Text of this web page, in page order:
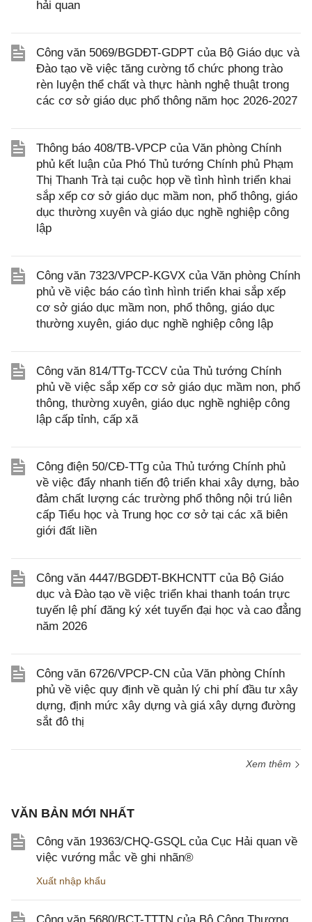
hải quan
Công văn 5069/BGDĐT-GDPT của Bộ Giáo dục và
Đào tạo về việc tăng cường tổ chức phong trào
rèn luyện thể chất và thực hành nghệ thuật trong
các cơ sở giáo dục phổ thông năm học 2026-2027
Thông báo 408/TB-VPCP của Văn phòng Chính
phủ kết luận của Phó Thủ tướng Chính phủ Phạm
Thị Thanh Trà tại cuộc họp về tình hình triển khai
sắp xếp cơ sở giáo dục mầm non, phổ thông, giáo
dục thường xuyên và giáo dục nghề nghiệp công
lập
Công văn 7323/VPCP-KGVX của Văn phòng Chính
phủ về việc báo cáo tình hình triển khai sắp xếp
cơ sở giáo dục mầm non, phổ thông, giáo dục
thường xuyên, giáo dục nghề nghiệp công lập
Công văn 814/TTg-TCCV của Thủ tướng Chính
phủ về việc sắp xếp cơ sở giáo dục mầm non, phổ
thông, thường xuyên, giáo dục nghề nghiệp công
lập cấp tỉnh, cấp xã
Công điện 50/CĐ-TTg của Thủ tướng Chính phủ
về việc đẩy nhanh tiến độ triển khai xây dựng, bảo
đảm chất lượng các trường phổ thông nội trú liên
cấp Tiểu học và Trung học cơ sở tại các xã biên
giới đất liền
Công văn 4447/BGDĐT-BKHCNTT của Bộ Giáo
dục và Đào tạo về việc triển khai thanh toán trực
tuyến lệ phí đăng ký xét tuyển đại học và cao đẳng
năm 2026
Công văn 6726/VPCP-CN của Văn phòng Chính
phủ về việc quy định về quản lý chi phí đầu tư xây
dựng, định mức xây dựng và giá xây dựng đường
sắt đô thị
Xem thêm
VĂN BẢN MỚI NHẤT
Công văn 19363/CHQ-GSQL của Cục Hải quan về
việc vướng mắc về ghi nhãn®
Xuất nhập khẩu